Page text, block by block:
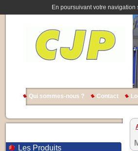
En poursuivant votre
Qui sommes-nous ? Contact
Les Produits